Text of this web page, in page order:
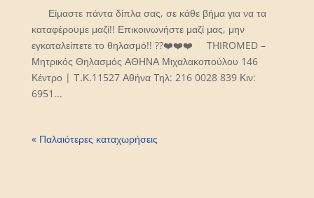
Είμαστε πάντα δίπλα σας, σε κάθε βήμα για να τα
καταφέρουμε μαζί!! Επικοινωνήστε μαζί μας, μην
εγκαταλείπετε το θηλασμό!! ??❤️❤️❤️ THIROMED –
Μητρικός Θηλασμός ΑΘΗΝΑ Μιχαλακοπούλου 146
Κέντρο | Τ.Κ.11527 Αθήνα Τηλ: 216 0028 839 Κιν:
6951...
« Παλαιότερες καταχωρήσεις